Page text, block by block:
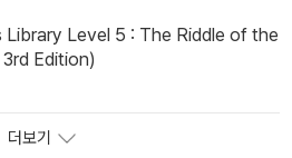
Level 5 : The Riddle of the
Edition)
더보기